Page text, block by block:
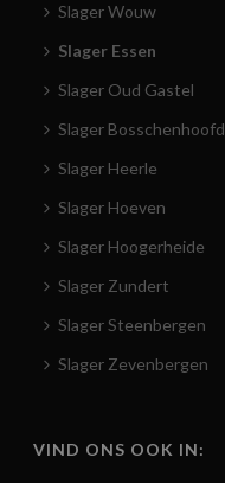
Slager Wouw
Slager Essen
Slager Oud Gastel
Slager Bosschenhoofd
Slager Heerle
Slager Hoeven
Slager Hoogerheide
Slager Zundert
Slager Steenbergen
Slager Zevenbergen
VIND ONS OOK IN: